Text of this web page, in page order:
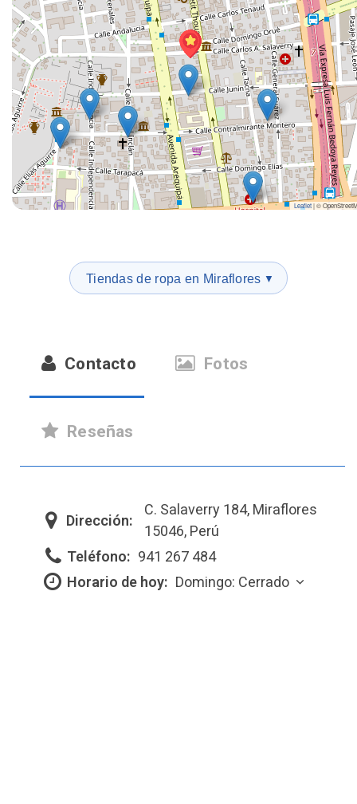
Leaflet|©
Tiendas de ropa en Miraflores ▼
Contacto Fotos
Reseñas
Dirección:
C. Salaverry 184, Miraflores
15046, Perú
Teléfono: 941 267 484
Horario de hoy: Domingo: Cerrado